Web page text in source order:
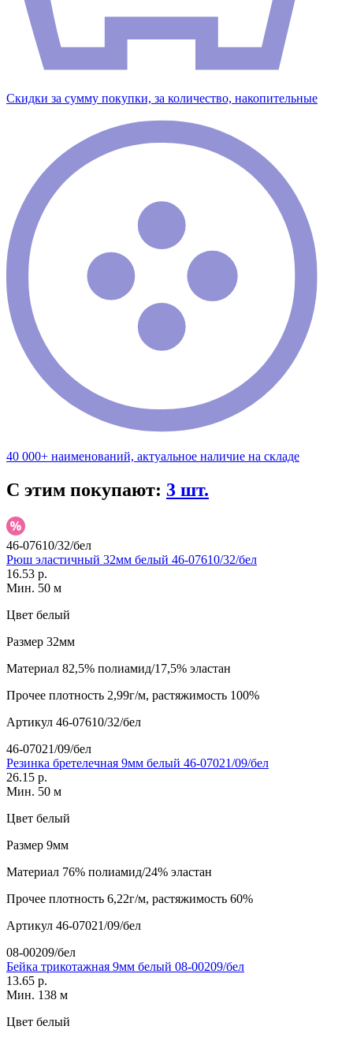
Скидки за сумму покупки, за количество, накопительные
40 000+ наименований, актуальное наличие на складе
С этим покупают: 3 шт.
46-07610/32/бел
Рюш эластичный 32мм белый 46-07610/32/бел
16.53 р.
Мин. 50 м
Цвет белый
Размер 32мм
Материал 82,5% полиамид/17,5% эластан
Прочее плотность 2,99г/м, растяжимость 100%
Артикул 46-07610/32/бел
46-07021/09/бел
Резинка бретелечная 9мм белый 46-07021/09/бел
26.15 р.
Мин. 50 м
Цвет белый
Размер 9мм
Материал 76% полиамид/24% эластан
Прочее плотность 6,22г/м, растяжимость 60%
Артикул 46-07021/09/бел
08-00209/бел
Бейка трикотажная 9мм белый 08-00209/бел
13.65 р.
Мин. 138 м
Цвет белый